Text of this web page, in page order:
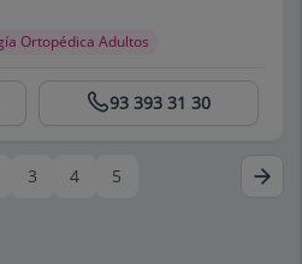
Ortopédica Adultos
93 393 31 30
3 4 5